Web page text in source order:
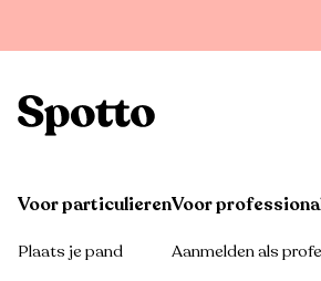
Voor particulieren
Plaats je pand
Voor
Aanmelden als